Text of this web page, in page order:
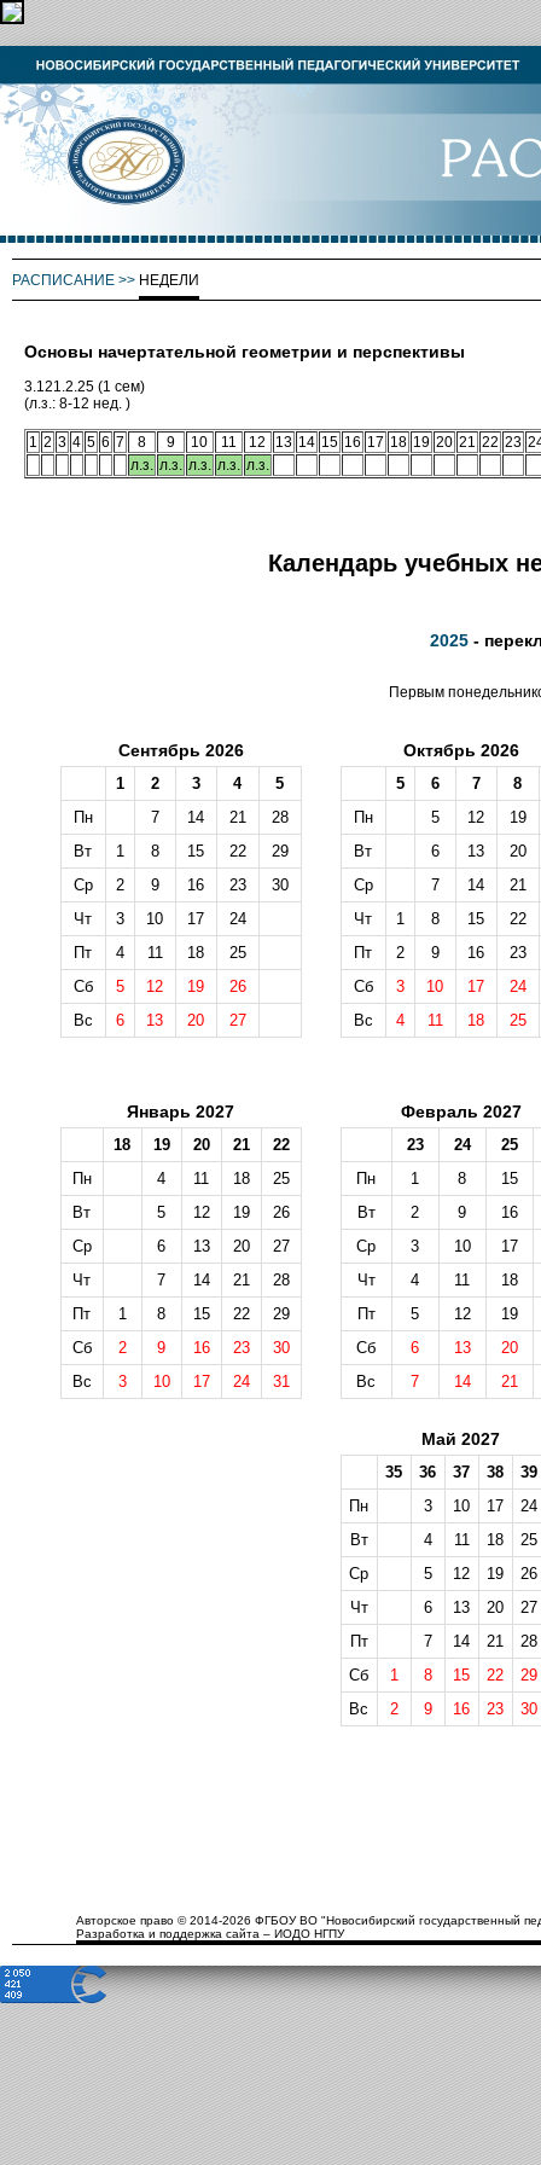
РАСПИСАНИЕ >> НЕДЕЛИ
Основы начертательной геометрии и перспективы
3.121.2.25 (1 сем)
(л.з.: 8-12 нед. )
1 2 3 4 5 6 7 8 9 10 11 12 13 14 15 16 17 18 19 20 21 22 23
л.з. л.з. л.з. л.з. л.з.
Календарь учебных
2025 -
Первым
Сентябрь 2026
1 2 3 4
5
Пн
7 14 21
28
Вт
1 8 15 22
29
Ср
2 9 16 23
30
Чт
3 10 17
24
Пт
4 11 18
25
Сб
5 12 19
26
Вс
6 13 20 27
Октябрь 2026
5 6 7
8
Пн
5 12
19
Вт
6 13
20
Ср
7 14
21
Чт
1 8 15
22
Пт
2 9 16
23
Сб
3 10 17
24
Вс
4 11 18 25
Январь 2027
18 19 20 21
22
Пн
4 11 18
25
Вт
5 12 19
26
Ср
6 13 20
27
Чт
7 14 21
28
Пт
1 8 15 22
29
Сб
2 9 16 23
30
Вс
3 10 17 24 31
Февраль 2027
23 24
25
Пн
1 8
15
Вт
2 9
16
Ср
3 10
17
Чт
4 11
18
Пт
5 12
19
Сб
6 13
20
Вс
7 14 21
Май 2027
35 36 37 38
39
Пн
3 10 17
24
Вт
4 11 18
25
Ср
5 12 19
26
Чт
6 13 20
27
Пт
7 14 21
28
Сб
1 8 15 22
29
Вс
2 9 16 23 30
Авторское право © 2014-2026 ФГБОУ ВО "Новосибирский государственный
Разработка и поддержка сайта – ИОДО НГПУ